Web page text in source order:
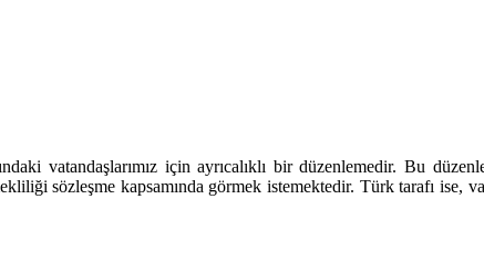
vatandaşlarımız için ayrıcalıklı bir düzenlemedir. Bu
sözleşme kapsamında görmek istemektedir. Türk tarafı ise,